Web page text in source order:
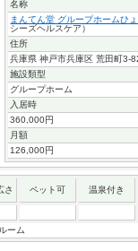
名称
まんてん堂 グループホームひ
シーズヘルスケア）
住所
兵庫県 神戸市兵庫区 荒田町3-
施設類型
グループホーム
入居時
360,000円
月額
126,000円
さ ペット可 温泉付き
ーム